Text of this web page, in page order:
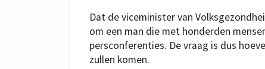
Dat de viceminister van
om een man die met honderden
persconferenties. De vraag is dus
zullen komen.